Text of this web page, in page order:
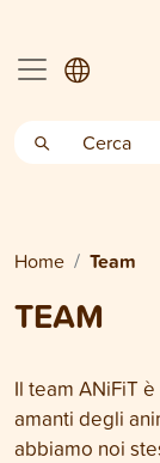
Home Team
TEAM
Il team ANiFiT
amanti degli
abbiamo noi